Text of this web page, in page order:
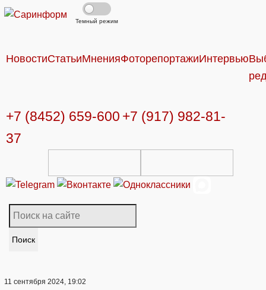
Темный режим
НовостиСтатьиМненияФоторепортажиИнтервью
+7 (8452) 659-600 +7 (917) 982-81-
37
Поиск
11 сентября 2024, 19:02